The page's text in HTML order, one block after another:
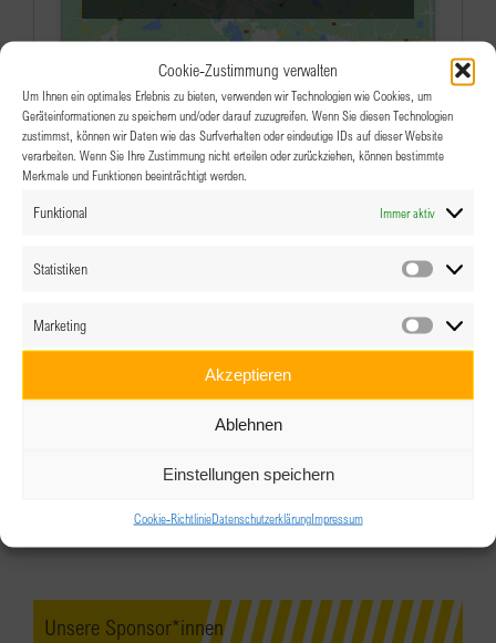
Cookie-Zustimmung verwalten
Um Ihnen ein optimales Erlebnis zu bieten, verwenden wir Technologien wie Cookies, um
Geräteinformationen zu speichern und/oder darauf zuzugreifen. Wenn Sie diesen Technologien
zustimmst, können wir Daten wie das Surfverhalten oder eindeutige IDs auf dieser Website
verarbeiten. Wenn Sie Ihre Zustimmung nicht erteilen oder zurückziehen, können bestimmte
Merkmale und Funktionen beeinträchtigt werden.
Funktional Immer aktiv
Statistiken
Marketing
Akzeptieren
Ablehnen
Einstellungen speichern
Cookie-RichtlinieDatenschutzerklärungImpressum
Veranstaltungen an diesem veranstaltungsort
Datum
wählen.
Unsere Sponsor*innen